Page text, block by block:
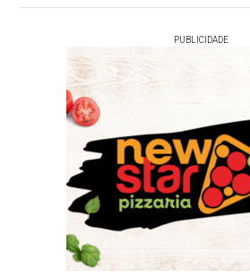
PUBLICIDADE